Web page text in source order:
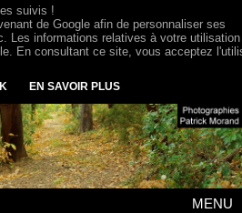
MENU
suivis !
de Google afin de personnaliser ses
Les informations relatives à votre
En consultant ce site, vous acceptez
EN SAVOIR PLUS